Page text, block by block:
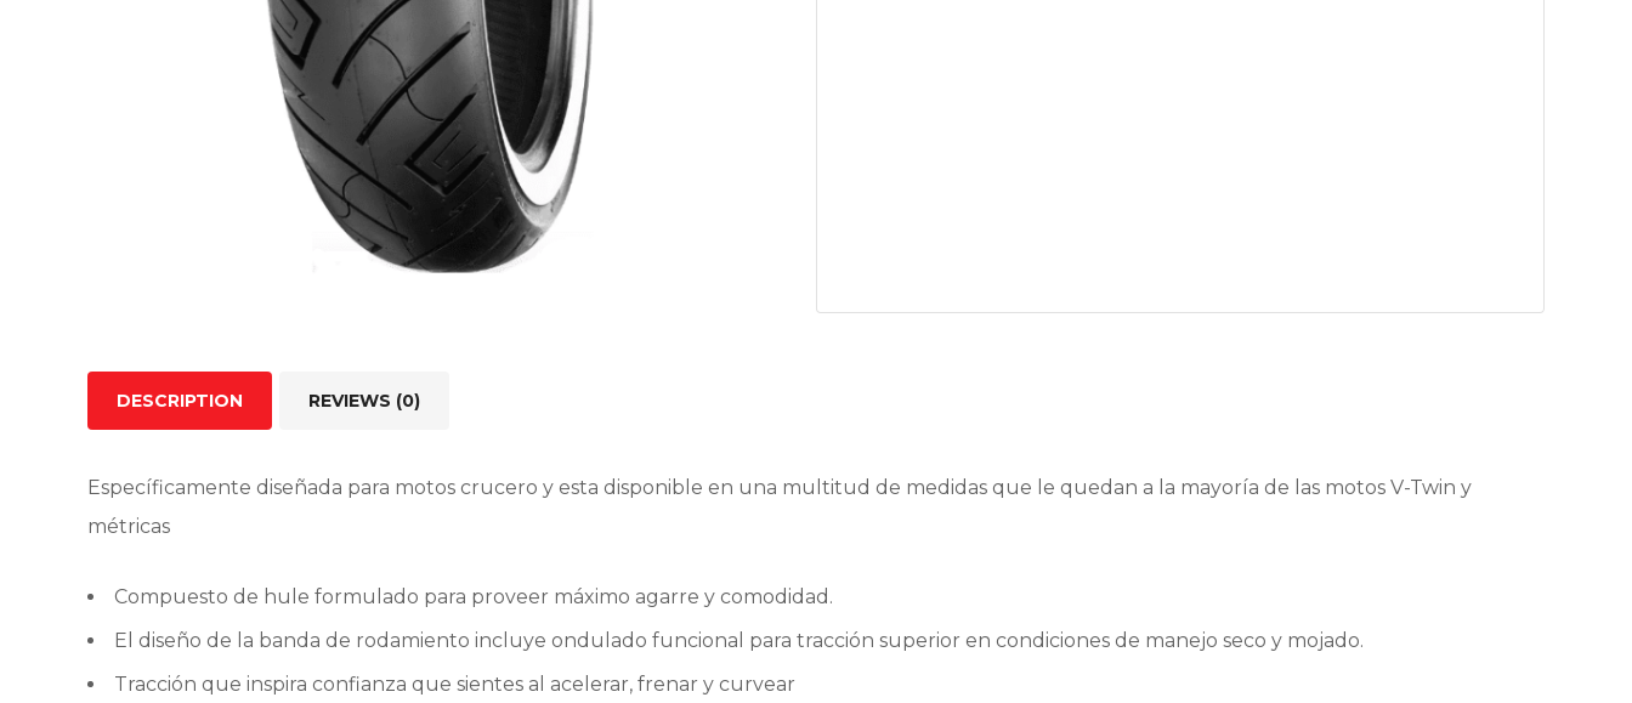
DESCRIPTION REVIEWS (0)
Específicamente diseñada para motos crucero y esta disponible en una multitud de medidas que le quedan a la mayoría de las motos V-Twin y
métricas
Compuesto de hule formulado para proveer máximo agarre y comodidad.
El diseño de la banda de rodamiento incluye ondulado funcional para tracción superior en condiciones de manejo seco y mojado.
Tracción que inspira confianza que sientes al acelerar, frenar y curvear